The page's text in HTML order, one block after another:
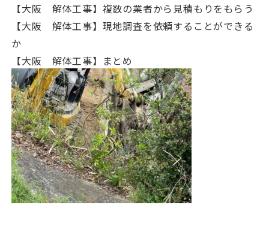
【大阪 解体工事】複数の業者から見積もりをもらう
【大阪 解体工事】現地調査を依頼することができる
か
【大阪 解体工事】まとめ